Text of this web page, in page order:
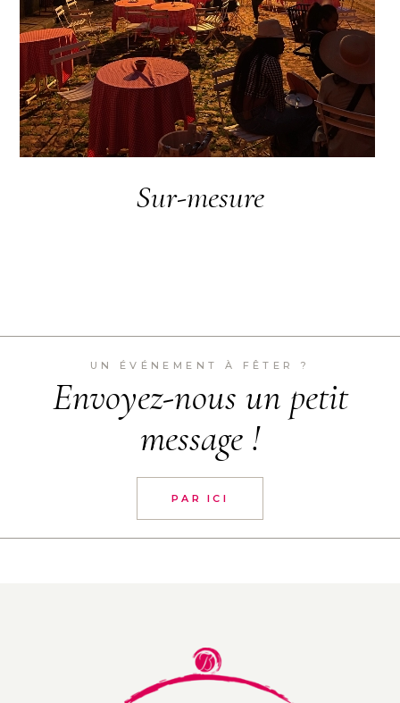
Sur-mesure
UN ÉVÉNEMENT À FÊTER ?
Envoyez-nous un petit
message !
PAR ICI